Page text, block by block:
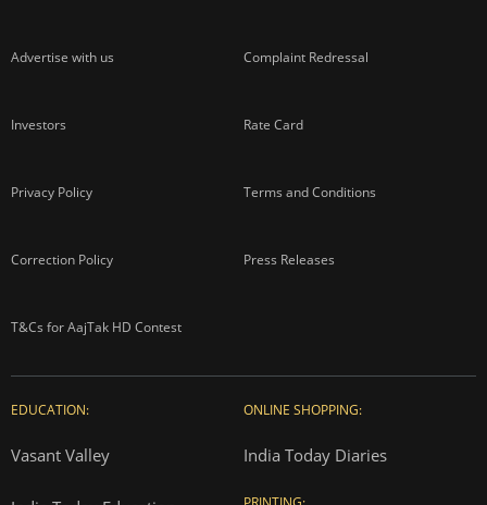
Advertise with us Complaint Redressal
Investors Rate Card
Privacy Policy Terms and Conditions
Correction Policy Press Releases
T&Cs for AajTak HD Contest
EDUCATION:
Vasant Valley
ONLINE SHOPPING:
India Today Diaries